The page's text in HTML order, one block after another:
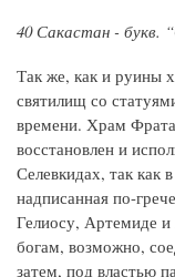
40 Сакастан - букв.
Так же, как и руины
святилищ со
времени. Храм
восстановлен и
Селевкидах, так как
надписанная по-
Гелиосу, Артемиде
богам, возможно,
затем, под властью